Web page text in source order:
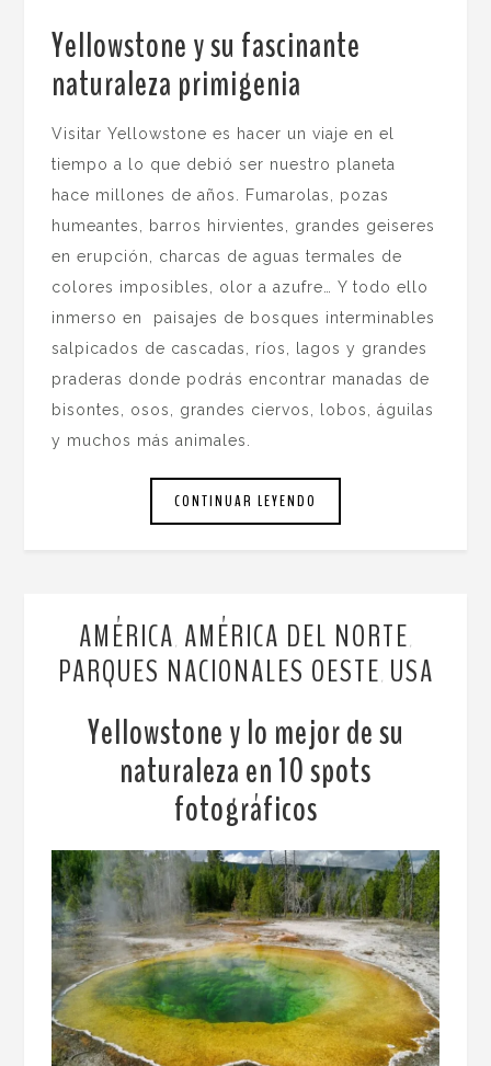
Yellowstone y su fascinante
naturaleza primigenia
Visitar Yellowstone es hacer un viaje en el
tiempo a lo que debió ser nuestro planeta
hace millones de años. Fumarolas, pozas
humeantes, barros hirvientes, grandes geiseres
en erupción, charcas de aguas termales de
colores imposibles, olor a azufre… Y todo ello
inmerso en paisajes de bosques interminables
salpicados de cascadas, ríos, lagos y grandes
praderas donde podrás encontrar manadas de
bisontes, osos, grandes ciervos, lobos, águilas
y muchos más animales.
CONTINUAR LEYENDO
AMÉRICA AMÉRICA DEL NORTE
PARQUES NACIONALES OESTE USA
Yellowstone y lo mejor de su
naturaleza en 10 spots
fotográficos